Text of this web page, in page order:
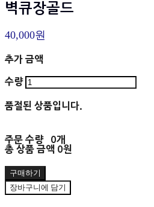
벽큐장골드
40,000원
추가 금액
수량
품절된 상품입니다.
주문 수량
0개
총 상품 금액 0원
구매하기
장바구니에 담기